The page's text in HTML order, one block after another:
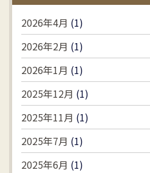
2026年4月 (1)
2026年2月 (1)
2026年1月 (1)
2025年12月 (1)
2025年11月 (1)
2025年7月 (1)
2025年6月 (1)